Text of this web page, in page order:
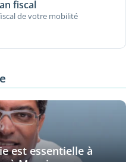
fiscal
de votre mobilité
est essentielle à